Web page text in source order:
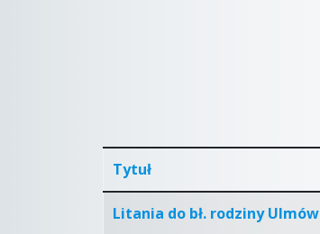
Tytuł
Litania do bł. rodziny Ulmów